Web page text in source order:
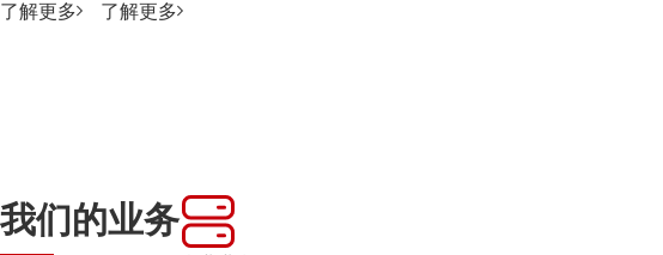
了解更多
了解更多
我们的业务